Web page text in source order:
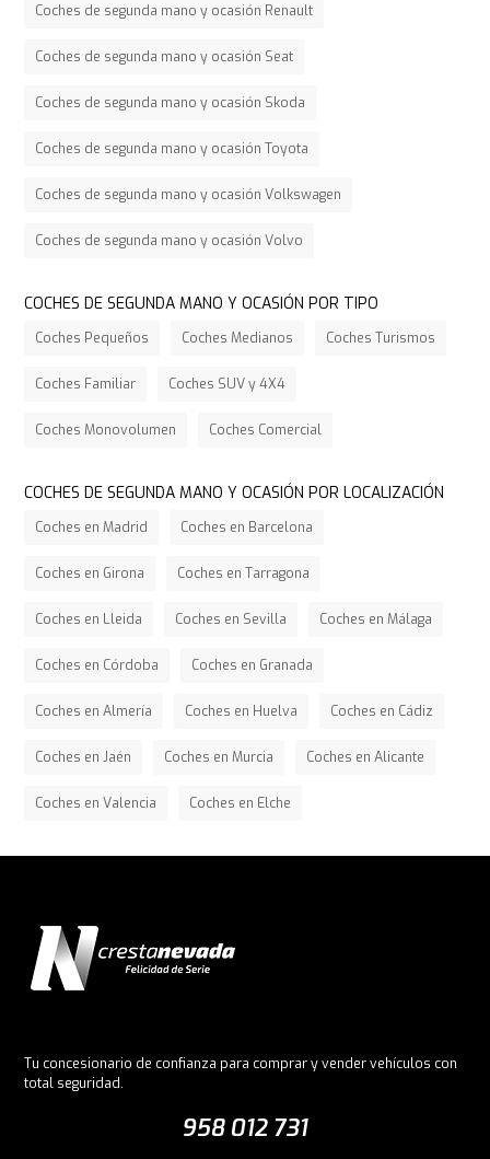
Coches de segunda mano y ocasión Renault
Coches de segunda mano y ocasión Seat
Coches de segunda mano y ocasión Skoda
Coches de segunda mano y ocasión Toyota
Coches de segunda mano y ocasión Volkswagen
Coches de segunda mano y ocasión Volvo
COCHES DE SEGUNDA MANO Y OCASIÓN POR TIPO
Coches Pequeños Coches Medianos Coches Turismos
Coches Familiar Coches SUV y 4X4
Coches Monovolumen Coches Comercial
COCHES DE SEGUNDA MANO Y OCASIÓN POR LOCALIZACIÓN
Coches en Madrid Coches en Barcelona
Coches en Girona Coches en Tarragona
Coches en Lleida Coches en Sevilla Coches en Málaga
Coches en Córdoba Coches en Granada
Coches en Almería Coches en Huelva Coches en Cádiz
Coches en Jaén Coches en Murcia Coches en Alicante
Coches en Valencia Coches en Elche
Tu concesionario de confianza para comprar y vender vehículos con
total seguridad.
958 012 731